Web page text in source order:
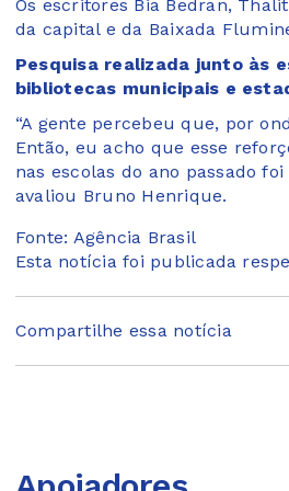
Os escritores Bia Bedran,
da capital e da Baixada
Pesquisa realizada junto às
bibliotecas municipais e
“A gente percebeu que, por
Então, eu acho que esse
nas escolas do ano passado
avaliou Bruno Henrique.
Fonte: Agência Brasil
Esta notícia foi publicada
Compartilhe essa notícia